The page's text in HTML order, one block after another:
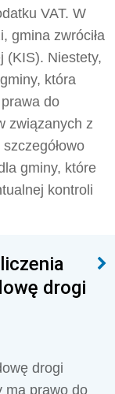
VAT. W
gmina zwróciła
(KIS). Niestety,
która
do
związanych z
gminy, które
kontroli
drogi
drogi
ma prawo do